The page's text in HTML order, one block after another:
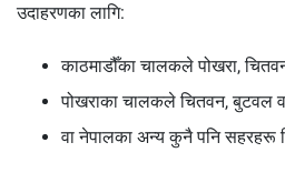
उदाहरणका लागि:
काठमाडौँका चालकले पोखरा,
पोखराका चालकले चितवन, बुटवल
वा नेपालका अन्य कुनै पनि सहरहरू